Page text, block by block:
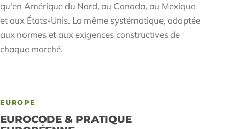
qu'en Amérique du Nord, au Canada, au Mexique
et aux États-Unis. La même systématique, adaptée
aux normes et aux exigences constructives de
chaque marché.
EUROPE
EUROCODE & PRATIQUE